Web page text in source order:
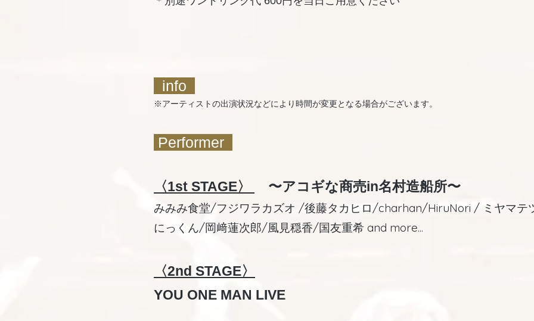
info
※アーティストの出演状況などにより時間が変更となる場合がございます。
Performer
〈1st STAGE〉 〜アコギな商売in名村造船所〜
みみみ食堂/フジワラカズオ /後藤タカヒロ/charhan/HiruNori / ミヤマテ
にっくん/岡﨑蓮次郎/風見穏香/国友重希 and more...
〈2nd STAGE〉
YOU ONE MAN LIVE